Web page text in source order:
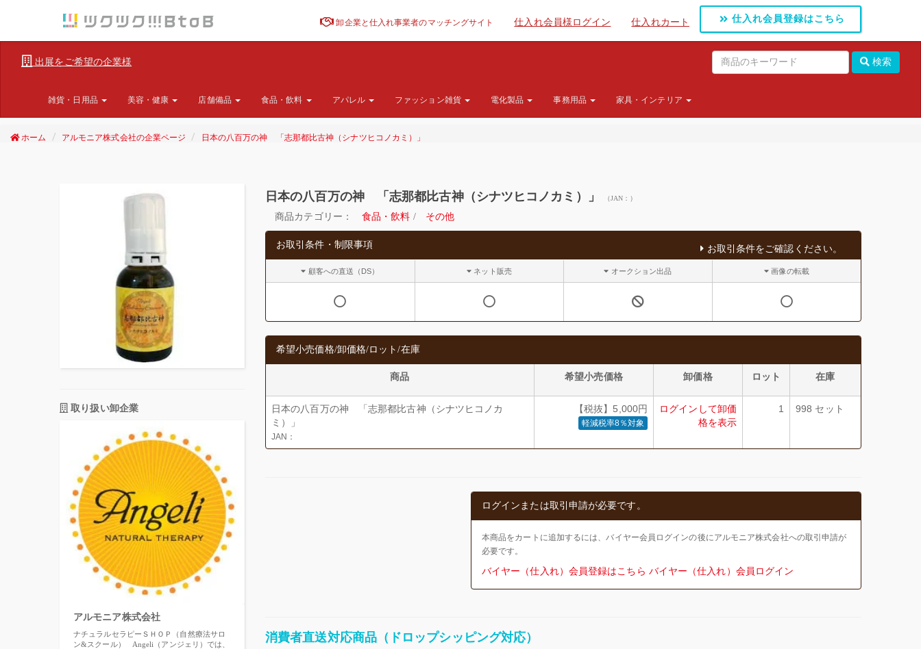
卸企業と仕入れ事業者のマッチングサイト 仕入れ会員様ログイン 仕入れカート 仕入れ会員登録はこちら
出展をご希望の企業様 検索
雑貨・日用品 美容・健康 店舗備品 食品・飲料 アパレル ファッション雑貨 電化製品 事務用品 家具・インテリア
ホーム アルモニア株式会社の企業ページ 日本の八百万の神 「志那都比古神（シナツヒコノカミ）」
取り扱い卸企業
アルモニア株式会社
ナチュラルセラピーＳＨＯＰ（自然療法サロ
ン&スクール） Angeli（アンジェリ）では、
日本の八百万の神 「志那都比古神（シナツヒコノカミ）」 （JAN：）
商品カテゴリー： 食品・飲料 / その他
お取引条件・制限事項 お取引条件をご確認ください。
顧客への直送（DS） ネット販売 オークション出品 画像の転載
希望小売価格/卸価格/ロット/在庫
商品 希望小売価格 卸価格 ロット 在庫
日本の八百万の神 「志那都比古神（シナツヒコノカ
ミ）」
JAN：
【税抜】5,000円
軽減税率8％対象
ログインして卸価
格を表示
1 998 セット
ログインまたは取引申請が必要です。
本商品をカートに追加するには、バイヤー会員ログインの後にアルモニア株式会社への取引申請が
必要です。
バイヤー（仕入れ）会員登録はこちら バイヤー（仕入れ）会員ログイン
消費者直送対応商品（ドロップシッピング対応）